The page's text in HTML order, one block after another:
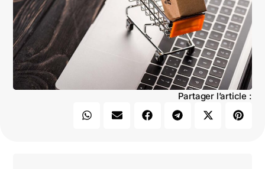
Partager l’article :